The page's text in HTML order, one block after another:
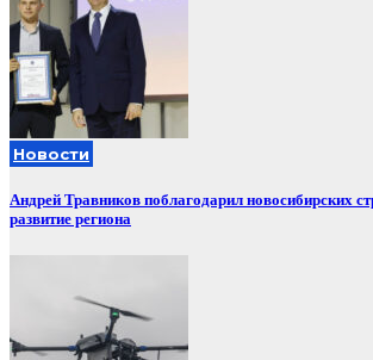
Новости
Андрей Травников поблагодарил новосибирских
развитие региона